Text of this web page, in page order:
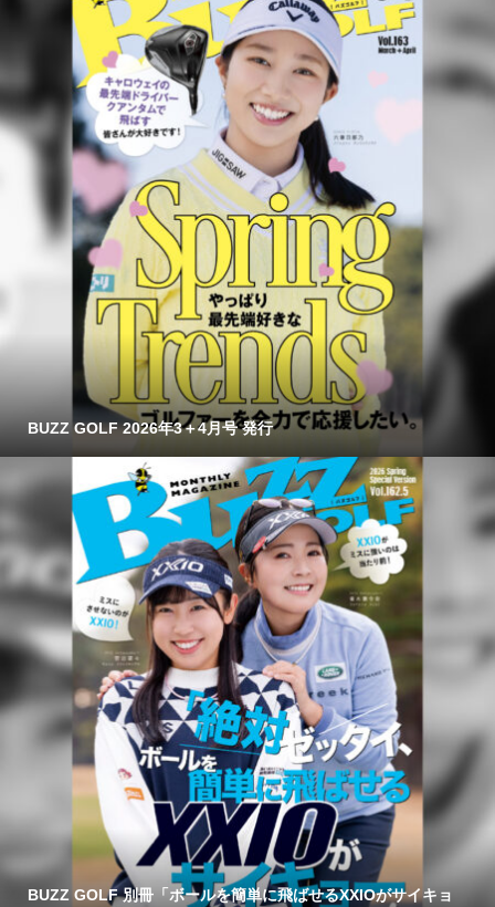
BUZZ GOLF 2026年3＋4月号 発行
BUZZ GOLF 別冊「ボールを簡単に飛ばせるXXIOがサイキョ